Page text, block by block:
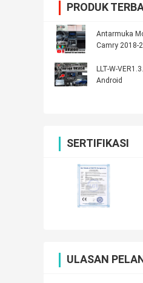
PRODUK
Antarmuka
Camry 2018-
LLT-W-
Android
SERTIFIKASI
ULASAN